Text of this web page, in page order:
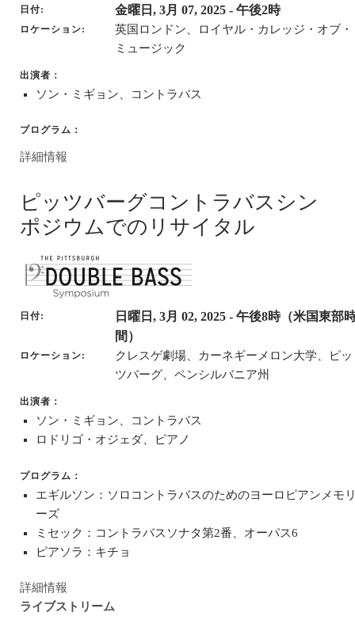
日付 金曜日, 3月 07, 2025 - 午後2時
ロケーション
英国ロンドン、ロイヤル・カレッジ・オブ・
ミュージック
出演者：
ソン・ミギョン、コントラバス
プログラム：
詳細情報
ピッツバーグコントラバスシン
ポジウムでのリサイタル
日付 日曜日, 3月 02, 2025 - 午後8時（米国東部
間）
ロケーション
クレスゲ劇場、カーネギーメロン大学、ピッ
ツバーグ、ペンシルバニア州
出演者：
ソン・ミギョン、コントラバス
ロドリゴ・オジェダ、ピアノ
プログラム：
エギルソン：ソロコントラバスのためのヨーロピアンメモ
ーズ
ミセック：コントラバスソナタ第2番、オーパス6
ピアソラ：キチョ
詳細情報
ライブストリーム